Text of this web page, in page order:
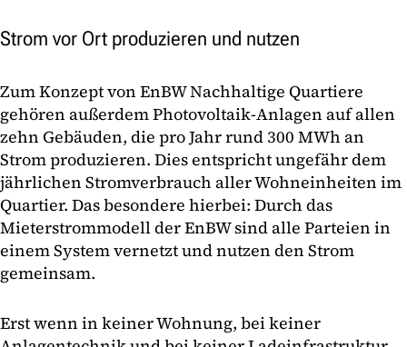
Strom vor Ort produzieren und nutzen
Zum Konzept von EnBW Nachhaltige Quartiere
gehören außerdem Photovoltaik-Anlagen auf allen
zehn Gebäuden, die pro Jahr rund 300 MWh an
Strom produzieren. Dies entspricht ungefähr dem
jährlichen Stromverbrauch aller Wohneinheiten im
Quartier. Das besondere hierbei: Durch das
Mieterstrommodell der EnBW sind alle Parteien in
einem System vernetzt und nutzen den Strom
gemeinsam.
Erst wenn in keiner Wohnung, bei keiner